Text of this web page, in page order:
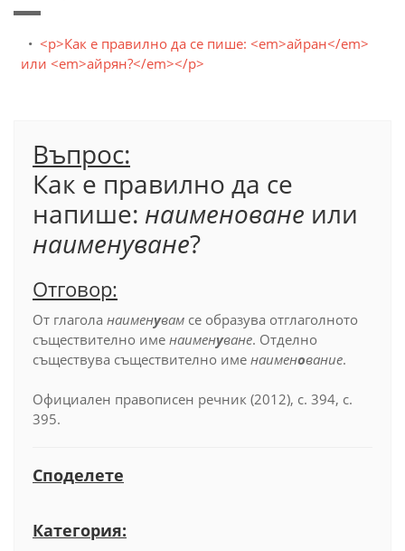
<p>Как е правилно да се пише: <em>айран</em>
или <em>айрян?</em></p>
Въпрос:
Как е правилно да се
напише: наименоване или
наименуване?
Отговор:
От глагола наименувам се образува отглаголното
съществително име наименуване. Отделно
съществува съществително име наименование.
Официален правописен речник (2012), с. 394, с.
395.
Споделете
Категория: